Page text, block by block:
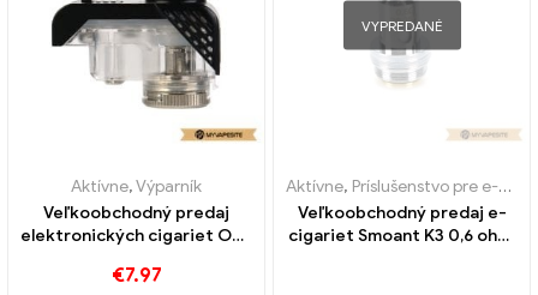
Aktívne,Výparník
Veľkoobchodný predaj
elektronických cigariet OBS
€7.97
VYPREDANÉ
Aktívne, Príslušenstvo pre e-cigarety
Veľkoobchodný predaj e-
cigariet Smoant K3 0,6 ohm,